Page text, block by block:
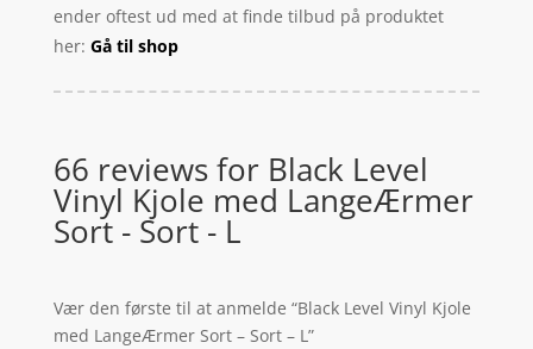
ender oftest ud med at finde tilbud på produktet
her: Gå til shop
66 reviews for Black Level
Vinyl Kjole med LangeÆrmer
Sort - Sort - L
Vær den første til at anmelde “Black Level Vinyl Kjole
med LangeÆrmer Sort – Sort – L”